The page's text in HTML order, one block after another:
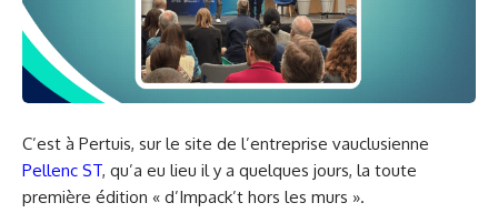
C’est à Pertuis, sur le site de l’entreprise vauclusienne
Pellenc ST, qu’a eu lieu il y a quelques jours, la toute
première édition « d’Impack’t hors les murs ».